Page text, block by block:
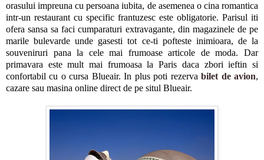
orasului impreuna cu persoana iubita, de asemenea o cina romantica
intr-un restaurant cu specific frantuzesc este obligatorie. Parisul iti
ofera sansa sa faci cumparaturi extravagante, din magazinele de pe
marile bulevarde unde gasesti tot ce-ti pofteste inimioara, de la
souveniruri pana la cele mai frumoase articole de moda. Dar
primavara este mult mai frumoasa la Paris daca zbori ieftin si
confortabil cu o cursa Blueair. In plus poti rezervabilet de avion,
cazare sau masina online direct de pe situl Blueair.